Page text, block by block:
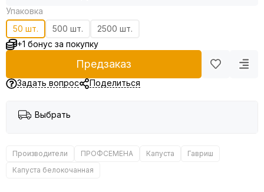
Упаковка
50 шт.
500 шт.
2500 шт.
+1 бонус за покупку
Предзаказ
Задать вопрос Поделиться
Выбрать
Производители ПРОФСЕМЕНА Капуста
Гавриш
Капуста белокочанная